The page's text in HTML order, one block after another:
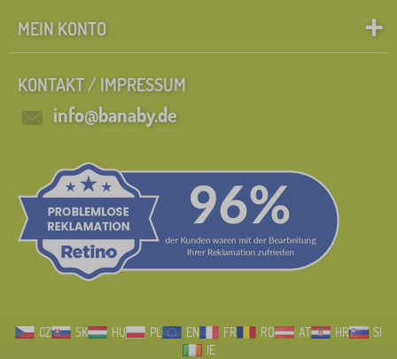
MEIN KONTO
KONTAKT / IMPRESSUM
info@banaby.de
CZ SK HU PL EN FR RO AT HR
SI
IE